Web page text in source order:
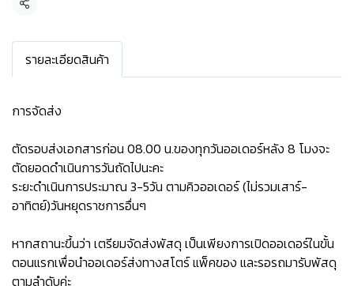
แชร์
รายละเอียดสินค้า
การจัดส่ง
ตัดรอบส่งเอกสารก่อน 08.00 น.ของทุกวันออเดอร์หลัง 8 โมงจะ
ตัดยอดดำเนินการวันถัดไปนะคะ
ระยะดำเนินการประมาณ 3-5วัน ตามคิวออเดอร์ (ไม่รวมเสาร์-
อาทิตย์)วันหยุดราชการอื่นๆ
หากสถานะขึ้นว่า เตรียมจัดส่งพัสดุ เป็นเพียงการเปิดออเดอร์ในขั้น
ตอนแรกเพื่อนำออเดอร์ส่งทางสโตร์ แพ็คของ และรอรถมารับพัสดุ
ตามลำดับค่ะ